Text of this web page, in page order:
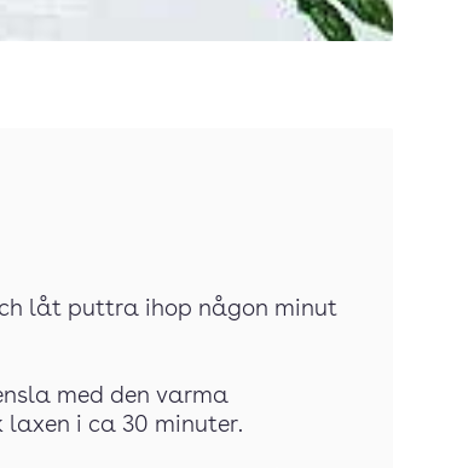
låt puttra ihop någon minut
med den varma
laxen i ca 30 minuter.